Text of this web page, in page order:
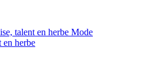
talent en herbe Mode Sénégalaise,